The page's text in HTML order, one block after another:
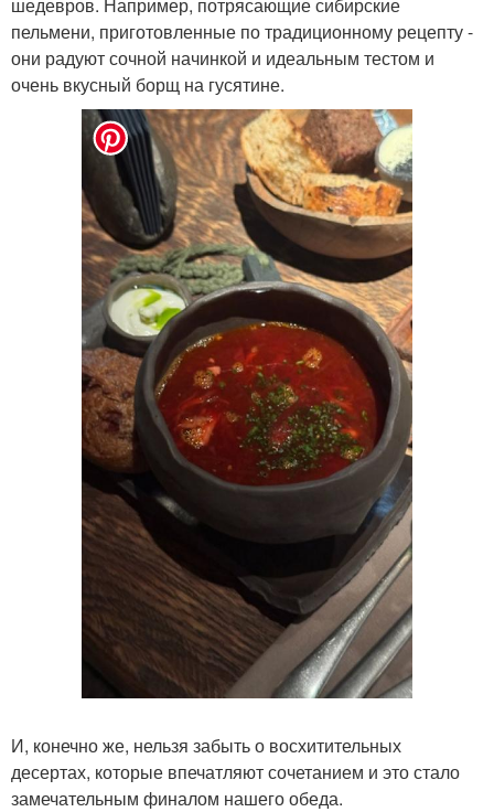
шедевров. Например, потрясающие сибирские
пельмени, приготовленные по традиционному рецепту -
они радуют сочной начинкой и идеальным тестом и
очень вкусный борщ на гусятине.
И, конечно же, нельзя забыть о восхитительных
десертах, которые впечатляют сочетанием и это стало
замечательным финалом нашего обеда.